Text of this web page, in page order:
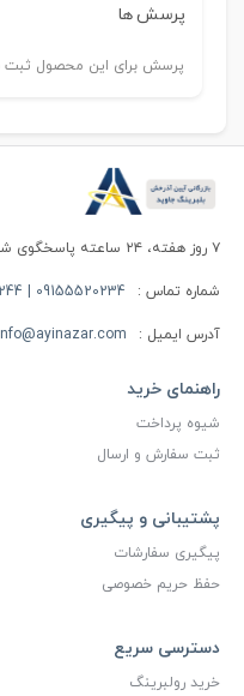
پرسش ها
پرسش برای این محصول ثبت
۷ روز هفته، ۲۴ ساعته پاسخگوی شما هستیم.
شماره تماس : 09155520234 | 09155520244
آدرس ایمیل :
راهنمای خرید
شیوه پرداخت
ثبت سفارش و ارسال
پشتیبانی و پیگیری
پیگیری سفارشات
حفظ حریم خصوصی
دسترسی سریع
خرید رولبرینگ